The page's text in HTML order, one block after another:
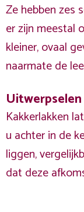
Ze hebben zes
er zijn meestal
kleiner, ovaal
naarmate de
Uitwerpselen
Kakkerlakken
u achter in de
liggen,
dat deze